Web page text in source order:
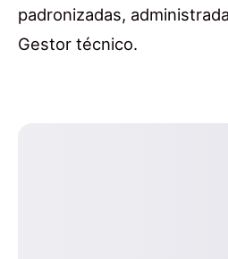
padronizadas,
Gestor técnico.